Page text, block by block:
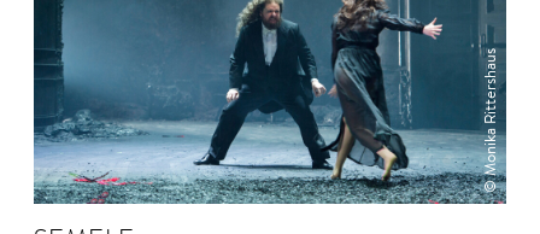
© Monika Rittershaus